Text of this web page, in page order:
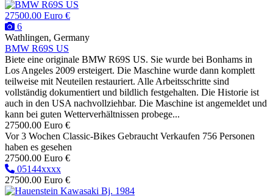
27500.00 Euro €
6
Wathlingen, Germany
BMW R69S US
Biete eine originale BMW R69S US. Sie wurde bei Bonhams in
Los Angeles 2009 ersteigert. Die Maschine wurde dann komplett
teilweise mit Neuteilen restauriert. Alle Arbeitsschritte sind
vollständig dokumentiert und bildlich festgehalten. Die Historie ist
auch in den USA nachvollziehbar. Die Maschine ist angemeldet und
kann bei guten Wetterverhältnissen probege...
27500.00 Euro €
Vor 3 Wochen Classic-Bikes Gebraucht Verkaufen 756 Personen
haben es gesehen
27500.00 Euro €
05144xxxx
27500.00 Euro €